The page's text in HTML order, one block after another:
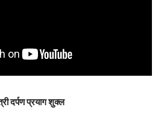
दर्पण प्रयाग शुक्ल